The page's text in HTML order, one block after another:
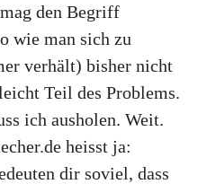
den Begriff
wie man sich zu
verhält) bisher nicht
Teil des Problems.
ich ausholen. Weit.
heisst ja:
dir soviel, dass